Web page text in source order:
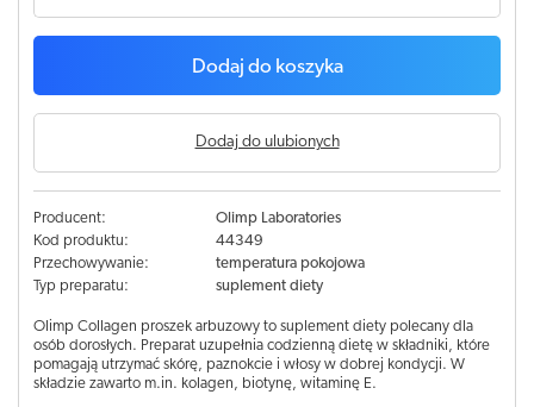
Dodaj do koszyka
Dodaj do ulubionych
Producent:
Olimp Laboratories
Kod produktu:
44349
Przechowywanie:
temperatura pokojowa
Typ preparatu:
suplement diety
Olimp Collagen proszek arbuzowy to suplement diety polecany dla
osób dorosłych. Preparat uzupełnia codzienną dietę w składniki, które
pomagają utrzymać skórę, paznokcie i włosy w dobrej kondycji. W
składzie zawarto m.in. kolagen, biotynę, witaminę E.